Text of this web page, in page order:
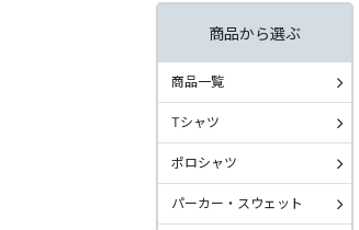
商品から選ぶ
商品一覧
Tシャツ
ポロシャツ
パーカー・スウェット